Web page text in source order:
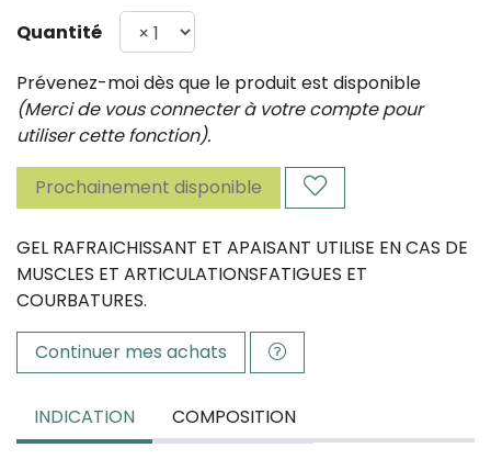
Quantité
Prévenez-moi dès que le produit est disponible
(Merci de vous connecter à votre compte pour
utiliser cette fonction).
Prochainement disponible
GEL RAFRAICHISSANT ET APAISANT UTILISE EN CAS DE
MUSCLES ET ARTICULATIONSFATIGUES ET
COURBATURES.
Continuer mes achats
INDICATION COMPOSITION